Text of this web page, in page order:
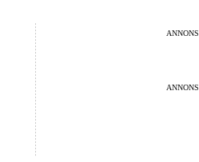
ANNONS
ANNONS